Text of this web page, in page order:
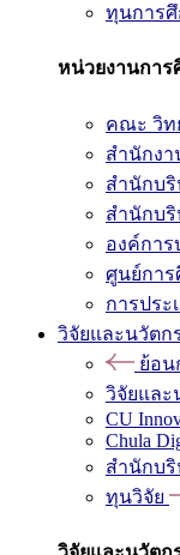
ทุนการ
หน่วยงานการ
คณะ วิท
สำนักงา
สำนักบริ
สำนักบ
องค์กา
ศูนย์การ
การประ
วิจัยและนวัตก
ย้อน
วิจัยและ
CU
Chula
สำนักบริ
ทุนวิจัย